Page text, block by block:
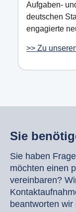
Aufgaben-
deutschen
engagierte
>> Zu
Sie
Sie haben
möchten einen
vereinbaren?
beantworten wir